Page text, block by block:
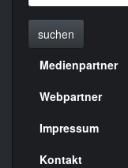
suchen
Menülinks
rechte
Seite
Medienpartner
Webpartner
Impressum
Kontakt